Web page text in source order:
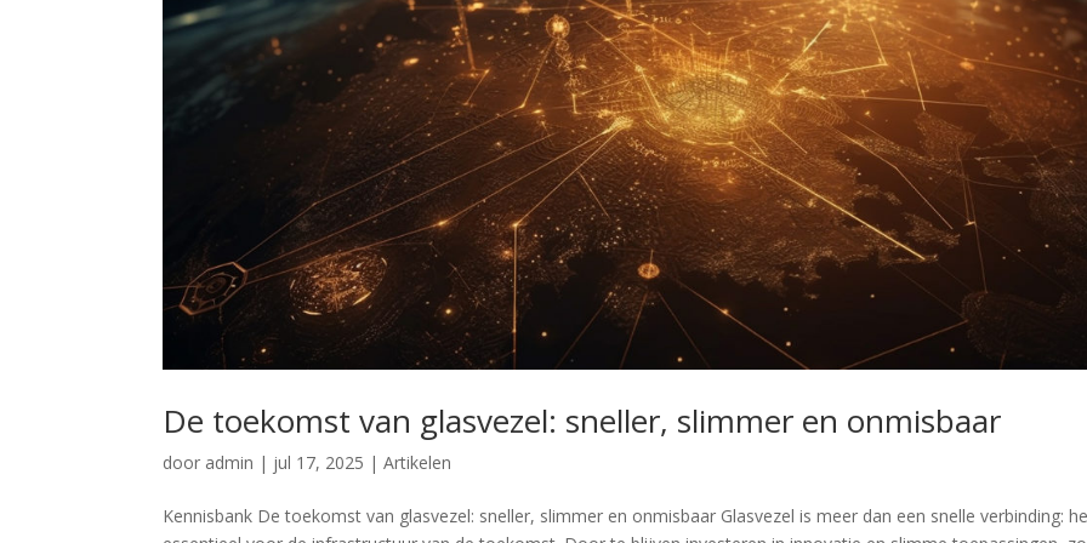
De toekomst van glasvezel: sneller, slimmer en onmisbaar
door admin | jul 17, 2025 |Artikelen
Kennisbank De toekomst van glasvezel: sneller, slimmer en onmisbaar Glasvezel is meer dan een snelle verbinding: